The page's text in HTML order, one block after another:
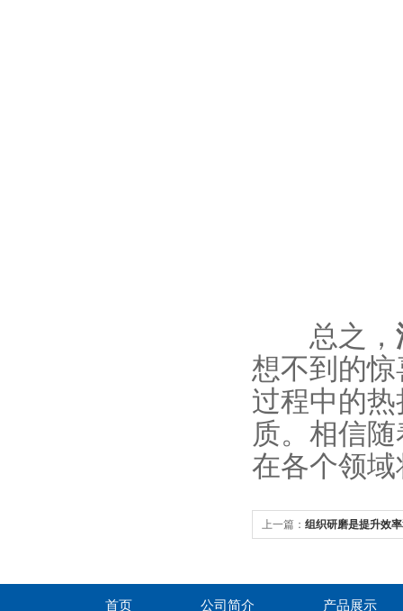
总之，
想不到的
过程中的
质。相信
在各个领
上一篇： 组织研磨是提升效
首页 公司简介 产品展示